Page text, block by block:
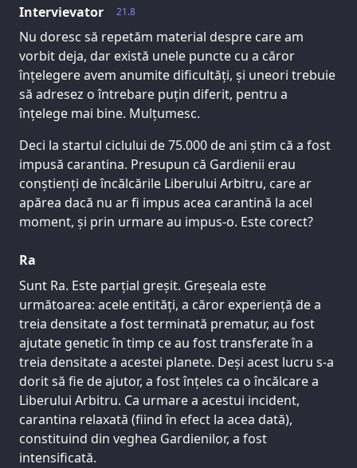
21.8
Intervievator
Nu doresc să repetăm material despre care am
vorbit deja, dar există unele puncte cu a căror
înțelegere avem anumite dificultăți, și uneori trebuie
să adresez o întrebare puțin diferit, pentru a
înțelege mai bine. Mulțumesc.
Deci la startul ciclului de 75.000 de ani știm că a fost
impusă carantina. Presupun că Gardienii erau
conștienți de încălcările Liberului Arbitru, care ar
apărea dacă nu ar fi impus acea carantină la acel
moment, și prin urmare au impus-o. Este corect?
Ra
Sunt Ra. Este parțial greșit. Greșeala este
următoarea: acele entități, a căror experiență de a
treia densitate a fost terminată prematur, au fost
ajutate genetic în timp ce au fost transferate în a
treia densitate a acestei planete. Deși acest lucru s-a
dorit să fie de ajutor, a fost înțeles ca o încălcare a
Liberului Arbitru. Ca urmare a acestui incident,
carantina relaxată (fiind în efect la acea dată),
constituind din veghea Gardienilor, a fost
intensificată.